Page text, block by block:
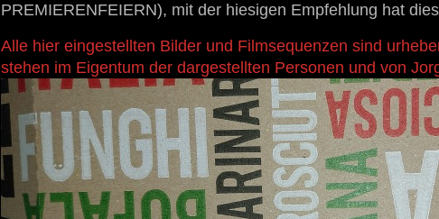
PREMIERENFEIERN), mit der hiesigen Empfehlung hat
Alle hier eingestellten Bilder und Filmsequenzen sind
stehen im Eigentum der dargestellten Personen und von